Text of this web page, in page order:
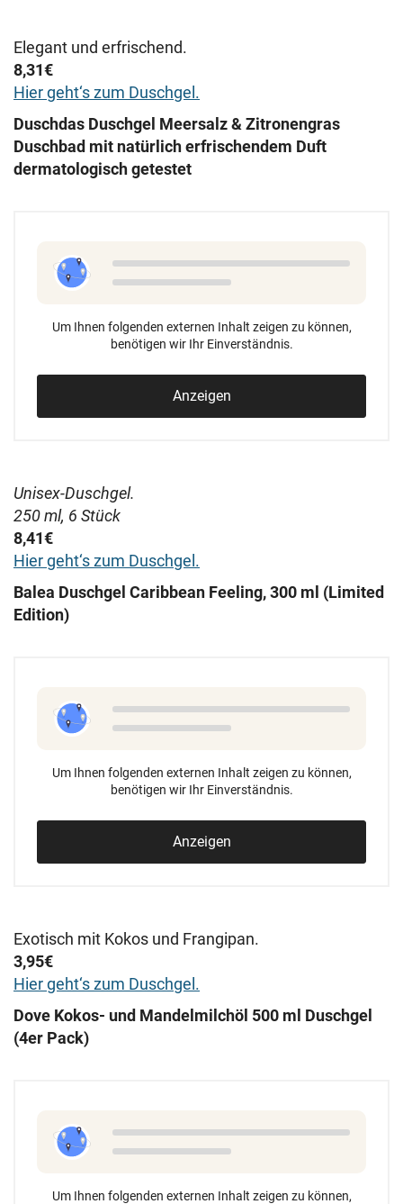
Elegant und erfrischend.
8,31€
Hier geht‘s zum Duschgel.
Duschdas Duschgel Meersalz & Zitronengras
Duschbad mit natürlich erfrischendem Duft
dermatologisch getestet
Um Ihnen folgenden externen Inhalt zeigen zu können,
benötigen wir Ihr Einverständnis.
Anzeigen
Unisex-Duschgel.
250 ml, 6 Stück
8,41€
Hier geht‘s zum Duschgel.
Balea Duschgel Caribbean Feeling, 300 ml (Limited
Edition)
Um Ihnen folgenden externen Inhalt zeigen zu können,
benötigen wir Ihr Einverständnis.
Anzeigen
Exotisch mit Kokos und Frangipan.
3,95€
Hier geht‘s zum Duschgel.
Dove Kokos- und Mandelmilchöl 500 ml Duschgel
(4er Pack)
Um Ihnen folgenden externen Inhalt zeigen zu können,